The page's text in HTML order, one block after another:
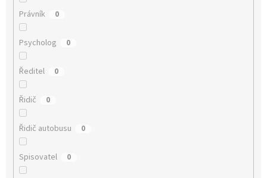
Právník 0
Psycholog 0
Ředitel 0
Řidič 0
Řidič autobusu 0
Spisovatel 0